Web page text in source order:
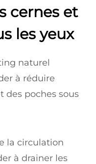
cernes et
les yeux
naturel
à réduire
des poches sous
la circulation
à drainer les